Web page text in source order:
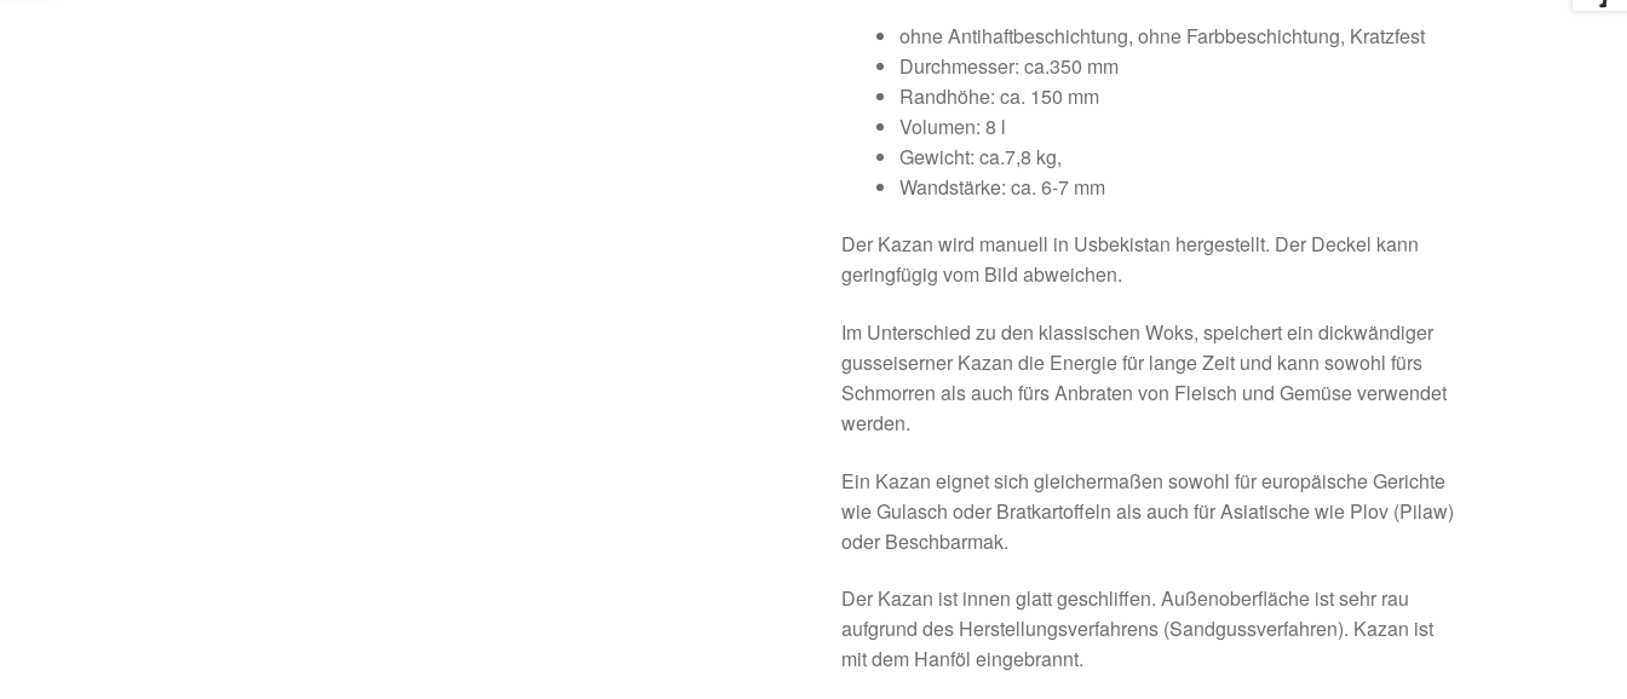
ohne Antihaftbeschichtung, ohne Farbbeschichtung, Kratzfest
Durchmesser: ca.350 mm
Randhöhe: ca. 150 mm
Volumen: 8 l
Gewicht: ca.7,8 kg,
Wandstärke: ca. 6-7 mm
Der Kazan wird manuell in Usbekistan hergestellt. Der Deckel kann
geringfügig vom Bild abweichen.
Im Unterschied zu den klassischen Woks, speichert ein dickwändiger
gusseiserner Kazan die Energie für lange Zeit und kann sowohl fürs
Schmorren als auch fürs Anbraten von Fleisch und Gemüse verwendet
werden.
Ein Kazan eignet sich gleichermaßen sowohl für europäische Gerichte
wie Gulasch oder Bratkartoffeln als auch für Asiatische wie Plov (Pilaw)
oder Beschbarmak.
Der Kazan ist innen glatt geschliffen. Außenoberfläche ist sehr rau
aufgrund des Herstellungsverfahrens (Sandgussverfahren). Kazan ist
mit dem Hanföl eingebrannt.